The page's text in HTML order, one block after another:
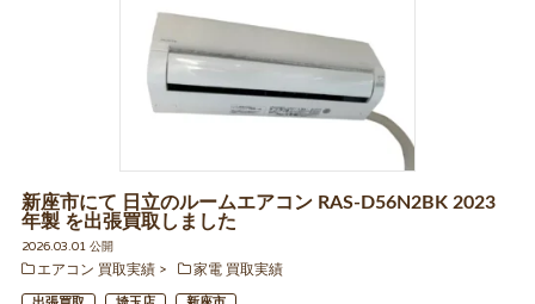
新座市にて 日立のルームエアコン RAS-D56N2BK 2023
年製 を出張買取しました
2026.03.01 公開
エアコン 買取実績
家電 買取実績